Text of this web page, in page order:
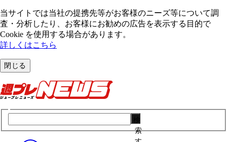
当サイトでは当社の提携先等がお客様のニーズ等について調
査・分析したり、お客様にお勧めの広告を表⽰する⽬的で
Cookie を使⽤する場合があります。
詳しくはこちら
閉じる
索